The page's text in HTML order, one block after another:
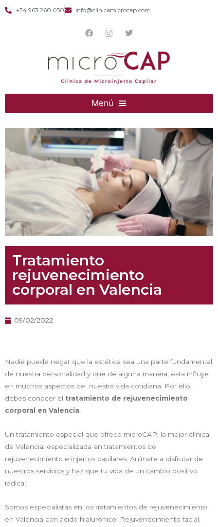
+34 963 260 050 info@clinicamicrocap.com
Tratamiento
rejuvenecimiento
corporal en Valencia
09/02/2022
Nadie puede negar que la estética sea una parte fundamental
de nuestra personalidad y que de alguna manera, esta influye
en muchos aspectos de nuestra vida cotidiana. Por ello,
debes conocer el tratamiento de rejuvenecimiento
corporal en Valencia.
Un tratamiento especial que ofrece microCAP, la mejor clínica
de Valencia, especializada en tratamientos de
rejuvenecimiento e injertos capilares. Anímate a disfrutar de
nuestros servicios y haz que tu vida de un cambio positivo
radical.
Somos especialistas en los tratamientos de rejuvenecimiento
en Valencia con ácido hialurónico. Rejuvenecimiento facial,